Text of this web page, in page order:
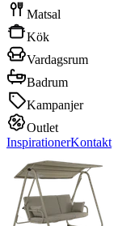
Matsal
Kök
Vardagsrum
Badrum
Kampanjer
Outlet
InspirationerKontakt